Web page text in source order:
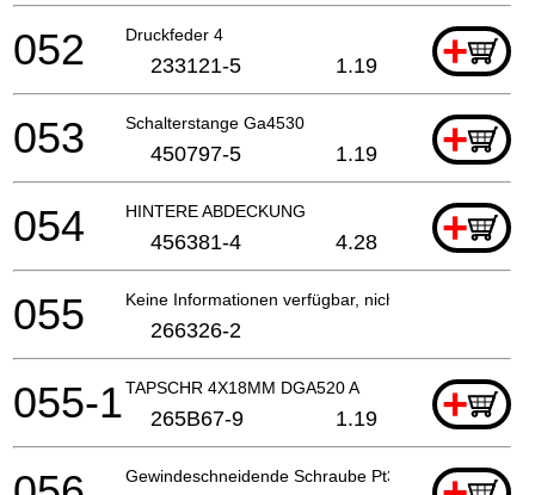
Druckfeder 4 +
052 233121-5 1.19
Schalterstange Ga4530 +
053 450797-5 1.19
HINTERE ABDECKUNG +
054 456381-4 4.28
Keine Informationen verfügbar, nicht bestellbar
055 266326-2
TAPSCHR 4X18MM DGA520 A +
055-1 265B67-9 1.19
Gewindeschneidende Schraube Pt3X8